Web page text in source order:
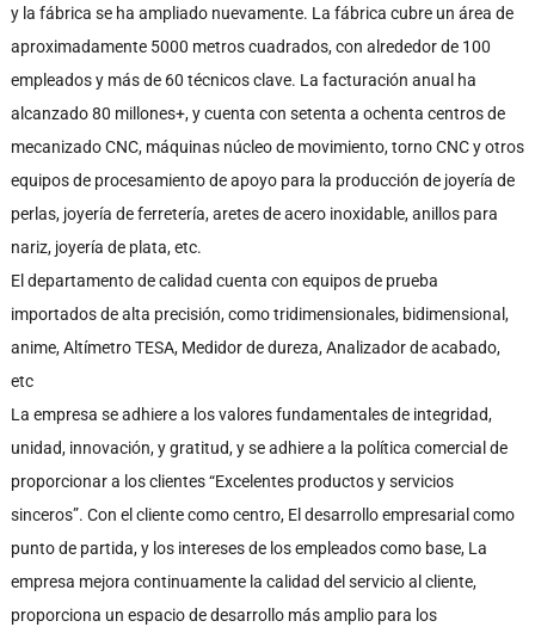
y la fábrica se ha ampliado nuevamente. La fábrica cubre un área de
aproximadamente 5000 metros cuadrados, con alrededor de 100
empleados y más de 60 técnicos clave. La facturación anual ha
alcanzado 80 millones+, y cuenta con setenta a ochenta centros de
mecanizado CNC, máquinas núcleo de movimiento, torno CNC y otros
equipos de procesamiento de apoyo para la producción de joyería de
perlas, joyería de ferretería, aretes de acero inoxidable, anillos para
nariz, joyería de plata, etc.
El departamento de calidad cuenta con equipos de prueba
importados de alta precisión, como tridimensionales, bidimensional,
anime, Altímetro TESA, Medidor de dureza, Analizador de acabado,
etc
La empresa se adhiere a los valores fundamentales de integridad,
unidad, innovación, y gratitud, y se adhiere a la política comercial de
proporcionar a los clientes “Excelentes productos y servicios
sinceros”. Con el cliente como centro, El desarrollo empresarial como
punto de partida, y los intereses de los empleados como base, La
empresa mejora continuamente la calidad del servicio al cliente,
proporciona un espacio de desarrollo más amplio para los